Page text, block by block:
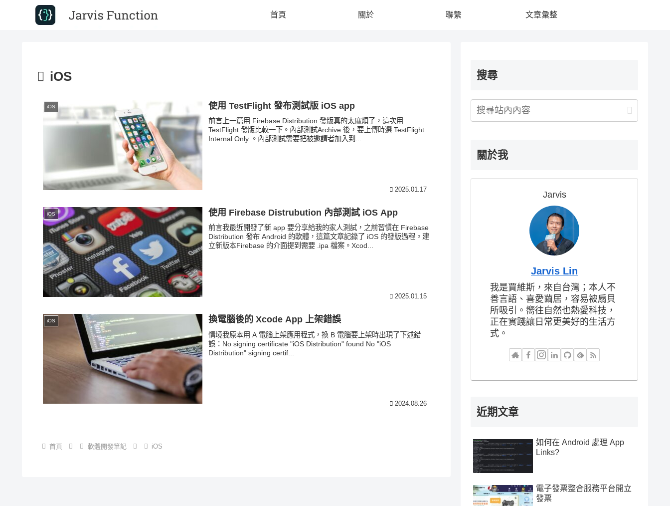
首頁 關於 聯繫 文章彙整
iOS
iOS 使用 TestFlight 發布測試版 iOS app
前言上一篇用 Firebase Distribution 發版真的太麻煩了，這次用
TestFlight 發版比較一下。內部測試Archive 後，要上傳時選 TestFlight
Internal Only 。內部測試需要把被邀請者加入到...
2025.01.17
iOS 使用 Firebase Distrubution 內部測試 iOS App
前言我最近開發了新 app 要分享給我的家人測試，之前習慣在 Firebase
Distribution 發布 Android 的軟體，這篇文章記錄了 iOS 的發版過程。建
立新版本Firebase 的介面提到需要 .ipa 檔案。Xcod...
2025.01.15
iOS 換電腦後的 Xcode App 上架錯誤
情境我原本用 A 電腦上架應用程式，換 B 電腦要上架時出現了下述錯
誤：No signing certificate "iOS Distribution" found No "iOS
Distribution" signing certif...
2024.08.26
首頁 軟體開發筆記 iOS
搜尋
關於我
Jarvis
Jarvis Lin
我是賈維斯，來自台灣；本人不
善言語、喜愛繭居，容易被扇貝
所吸引。嚮往自然也熱愛科技，
正在實踐讓日常更美好的生活方
式。
近期文章
如何在 Android 處理 App
Links?
電子發票整合服務平台開立
發票